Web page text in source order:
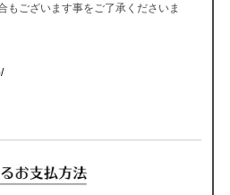
ございます事をご了承くださいま